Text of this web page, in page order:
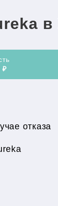
в
₽
отказа